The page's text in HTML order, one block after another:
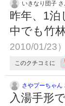
いきなり団子
昨年、1
中でも竹
2010/01/23）
このクチコミに
さやプーちゃん
入湯手形